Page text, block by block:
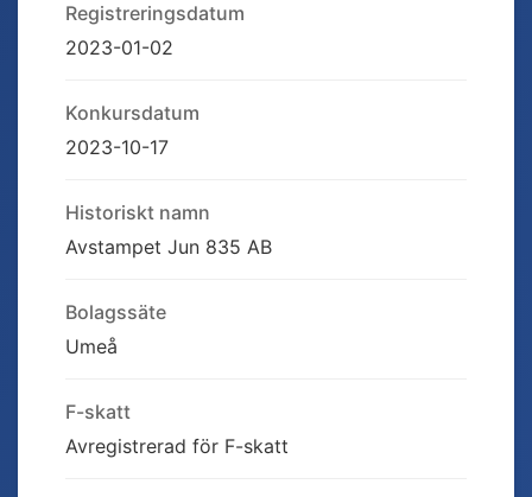
Registreringsdatum
2023-01-02
Konkursdatum
2023-10-17
Historiskt namn
Avstampet Jun 835 AB
Bolagssäte
Umeå
F-skatt
Avregistrerad för F-skatt